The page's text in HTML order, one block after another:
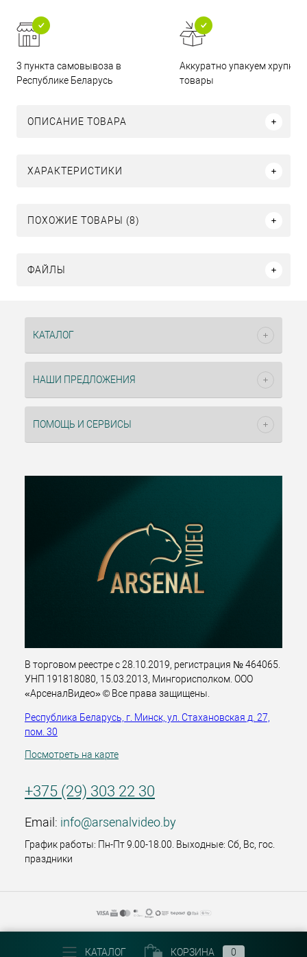
3 пункта самовывоза в
Республике Беларусь
Аккуратно упакуем хрупкие
товары
ОПИСАНИЕ ТОВАРА
ХАРАКТЕРИСТИКИ
ПОХОЖИЕ ТОВАРЫ (8)
ФАЙЛЫ
КАТАЛОГ
НАШИ ПРЕДЛОЖЕНИЯ
ПОМОЩЬ И СЕРВИСЫ
В торговом реестре с 28.10.2019, регистрация № 464065.
УНП 191818080, 15.03.2013, Мингорисполком. ООО
«АрсеналВидео» © Все права защищены.
Республика Беларусь, г. Минск, ул. Стахановская д. 27,
пом. 30
Посмотреть на карте
+375 (29) 303 22 30
Email: info@arsenalvideo.by
График работы: Пн-Пт 9.00-18.00. Выходные: Сб, Вс, гос.
праздники
КАТАЛОГ КОРЗИНА 0